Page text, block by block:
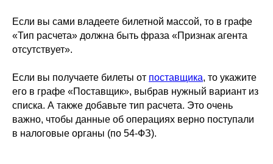
Если вы сами владеете билетной массой, то в графе
«Тип расчета» должна быть фраза «Признак агента
отсутствует».
Если вы получаете билеты от поставщика, то укажите
его в графе «Поставщик», выбрав нужный вариант из
списка. А также добавьте тип расчета. Это очень
важно, чтобы данные об операциях верно поступали
в налоговые органы (по 54-ФЗ).